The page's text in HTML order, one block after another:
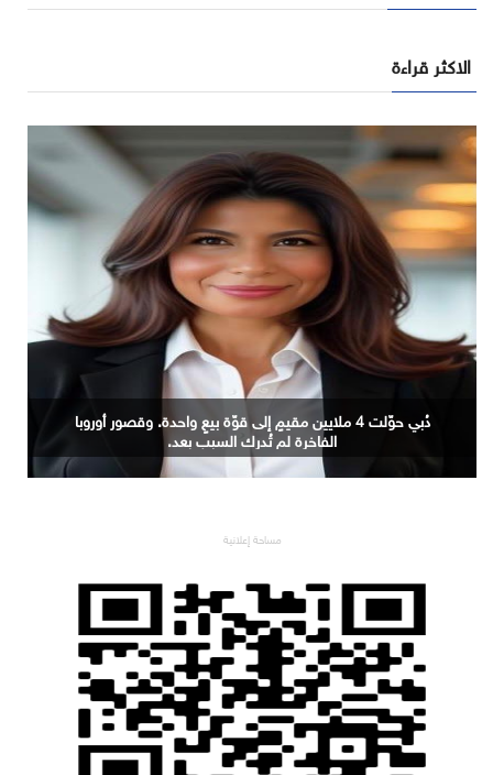
الاكثر قراءة
الذكاء الاصطناعي السيادي.. من عبء التكلفة إلى مصدر
للقيمة
مساحة إعلانية